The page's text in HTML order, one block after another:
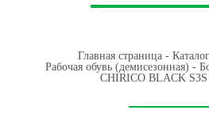
Главная страница - Каталог
Рабочая обувь (демисезонная) -
CHIRICO BLACK